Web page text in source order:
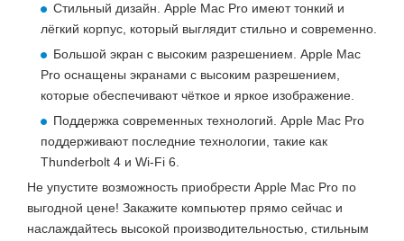
Стильный дизайн. Apple Mac Pro имеют тонкий и
лёгкий корпус, который выглядит стильно и современно.
Большой экран с высоким разрешением. Apple Mac
Pro оснащены экранами с высоким разрешением,
которые обеспечивают чёткое и яркое изображение.
Поддержка современных технологий. Apple Mac Pro
поддерживают последние технологии, такие как
Thunderbolt 4 и Wi-Fi 6.
Не упустите возможность приобрести Apple Mac Pro по
выгодной цене! Закажите компьютер прямо сейчас и
наслаждайтесь высокой производительностью, стильным